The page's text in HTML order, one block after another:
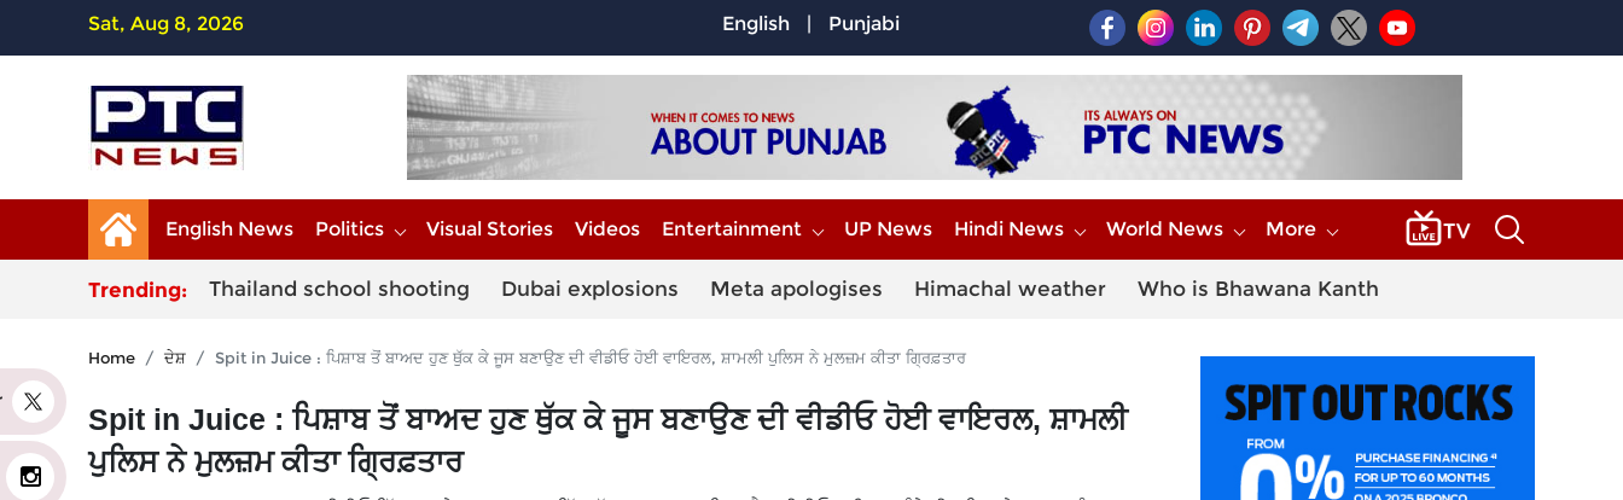
Sat, Aug 8, 2026 English | Punjabi
English News Politics Visual Stories Videos Entertainment UP News Hindi News World News More
Trending: Thailand school shooting Dubai explosions Meta apologises Himachal weather Who is Bhawana Kanth
Home ਦੇਸ਼ Spit in Juice : ਪਿਸ਼ਾਬ ਤੋਂ ਬਾਅਦ ਹੁਣ ਥੁੱਕ ਕੇ ਜੂਸ ਬਣਾਉਣ ਦੀ ਵੀਡੀਓ ਹੋਈ ਵਾਇਰਲ, ਸ਼ਾਮਲੀ ਪੁਲਿਸ ਨੇ ਮੁਲਜ਼ਮ ਕੀਤਾ ਗ੍ਰਿਫ਼ਤਾਰ
Spit in Juice : ਪਿਸ਼ਾਬ ਤੋਂ ਬਾਅਦ ਹੁਣ ਥੁੱਕ ਕੇ ਜੂਸ ਬਣਾਉਣ ਦੀ ਵੀਡੀਓ ਹੋਈ ਵਾਇਰਲ, ਸ਼ਾਮਲੀ
ਪੁਲਿਸ ਨੇ ਮੁਲਜ਼ਮ ਕੀਤਾ ਗ੍ਰਿਫ਼ਤਾਰ